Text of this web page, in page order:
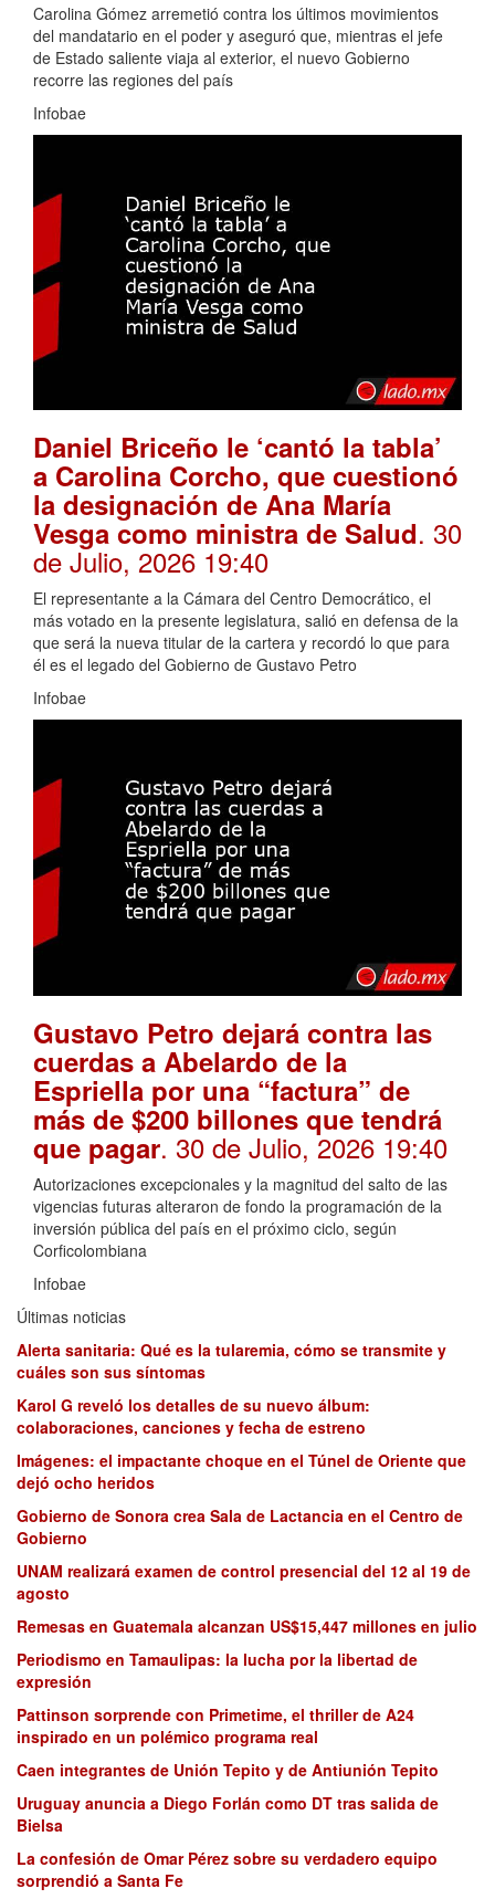
Carolina Gómez arremetió contra los últimos movimientos
del mandatario en el poder y aseguró que, mientras el jefe
de Estado saliente viaja al exterior, el nuevo Gobierno
recorre las regiones del país
Infobae
Daniel Briceño le ‘cantó la tabla’
a Carolina Corcho, que cuestionó
la designación de Ana María
Vesga como ministra de Salud. 30
de Julio, 2026 19:40
El representante a la Cámara del Centro Democrático, el
más votado en la presente legislatura, salió en defensa de la
que será la nueva titular de la cartera y recordó lo que para
él es el legado del Gobierno de Gustavo Petro
Infobae
Gustavo Petro dejará contra las
cuerdas a Abelardo de la
Espriella por una “factura” de
más de $200 billones que tendrá
que pagar. 30 de Julio, 2026 19:40
Autorizaciones excepcionales y la magnitud del salto de las
vigencias futuras alteraron de fondo la programación de la
inversión pública del país en el próximo ciclo, según
Corficolombiana
Infobae
Últimas noticias
Alerta sanitaria: Qué es la tularemia, cómo se transmite y
cuáles son sus síntomas
Karol G reveló los detalles de su nuevo álbum:
colaboraciones, canciones y fecha de estreno
Imágenes: el impactante choque en el Túnel de Oriente que
dejó ocho heridos
Gobierno de Sonora crea Sala de Lactancia en el Centro de
Gobierno
UNAM realizará examen de control presencial del 12 al 19 de
agosto
Remesas en Guatemala alcanzan US$15,447 millones en julio
Periodismo en Tamaulipas: la lucha por la libertad de
expresión
Pattinson sorprende con Primetime, el thriller de A24
inspirado en un polémico programa real
Caen integrantes de Unión Tepito y de Antiunión Tepito
Uruguay anuncia a Diego Forlán como DT tras salida de
Bielsa
La confesión de Omar Pérez sobre su verdadero equipo
sorprendió a Santa Fe